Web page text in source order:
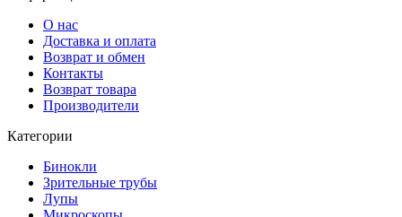
О нас
Доставка и оплата
Возврат и обмен
Контакты
Возврат товара
Производители
Категории
Бинокли
Зрительные трубы
Лупы